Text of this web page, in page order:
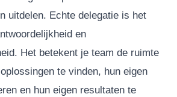
uitdelen. Echte delegatie is het
en
Het betekent je team de ruimte
te vinden, hun eigen
en hun eigen resultaten te